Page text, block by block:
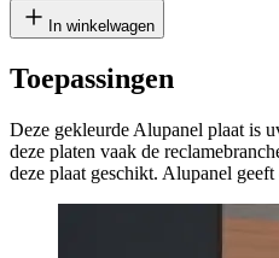
In winkelwagen
Toepassingen
Deze gekleurde Alupanel plaat is
deze platen vaak de
deze plaat geschikt. Alupanel